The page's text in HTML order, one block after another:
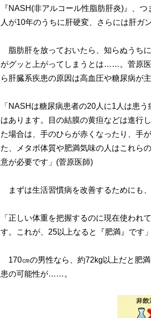
『NASH(非アルコール性脂肪肝炎)』、
人が10年のうちに肝硬変、さらには肝
脂肪肝を放っておいたら、知らぬうち
がグッと上がってしまうとは……。菅原
ら肝臓系疾患の原因は高血圧や糖尿病が主
「NASHは糖尿病患者の20人に1人は患
はあります。目の結膜の黄疸などは進行
た場合は、手のひらが赤くなったり、手
た、メタボ体質や肥満気味の人はこれら
意が必要です」(菅原医師)
まずは生活習慣病を改善するためにも
「正しい体重を把握するのに現在使われ
す。これが、25以上なると『肥満』です」
170㎝の男性なら、約72kg以上だと肥
患の可能性が……。